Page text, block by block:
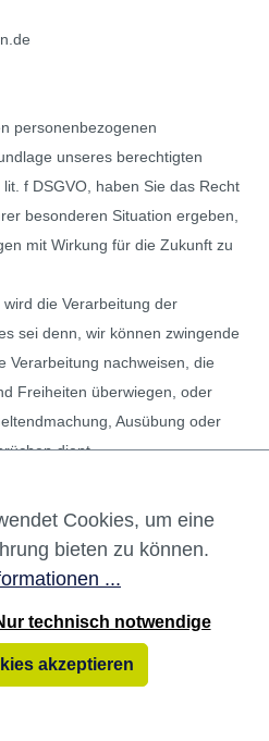
personenbezogenen
unseres berechtigten
f DSGVO, haben Sie das Recht
besonderen Situation ergeben,
mit Wirkung für die Zukunft zu
die Verarbeitung der
sei denn, wir können zwingende
Verarbeitung nachweisen, die
Freiheiten überwiegen, oder
Ausübung oder
dient.
Datenverarbeitung zu Zwecken
dieser Verarbeitung jederzeit
Nach erfolgtem
Cookies, um eine
bieten zu können.
...
technisch notwendige
akzeptieren